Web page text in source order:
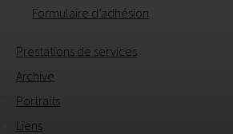
Formulaire d’adhésion
Prestations de services
Archive
Portraits
Liens